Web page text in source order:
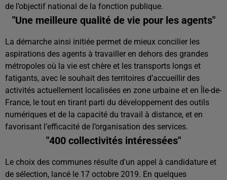
de l’objectif national de la fonction publique.
"Une meilleure qualité de vie pour les agents"
La démarche ainsi initiée permet de mieux concilier les
aspirations des agents à travailler en dehors des grandes
métropoles où la vie est chère et les transports longs et
fatigants, avec le souhait des territoires d’accueillir des
activités actuellement localisées en zone urbaine et en Île-de-
France, le tout en tirant parti du développement des outils
numériques et de la capacité du travail à distance, et en
favorisant l’efficacité de l’organisation des services.
"400 collectivités intéressées"
Le choix des communes résulte d'un appel à candidature et
de sélection, lancé le 17 octobre 2019. En quelques